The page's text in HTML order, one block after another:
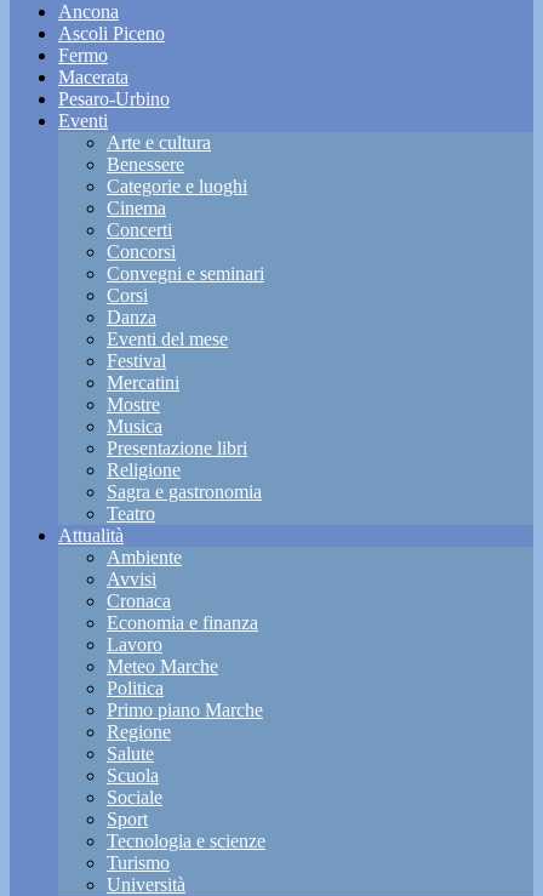
Ancona
Ascoli Piceno
Fermo
Macerata
Pesaro-Urbino
Eventi
Arte e cultura
Benessere
Categorie e luoghi
Cinema
Concerti
Concorsi
Convegni e seminari
Corsi
Danza
Eventi del mese
Festival
Mercatini
Mostre
Musica
Presentazione libri
Religione
Sagra e gastronomia
Teatro
Attualità
Ambiente
Avvisi
Cronaca
Economia e finanza
Lavoro
Meteo Marche
Politica
Primo piano Marche
Regione
Salute
Scuola
Sociale
Sport
Tecnologia e scienze
Turismo
Università